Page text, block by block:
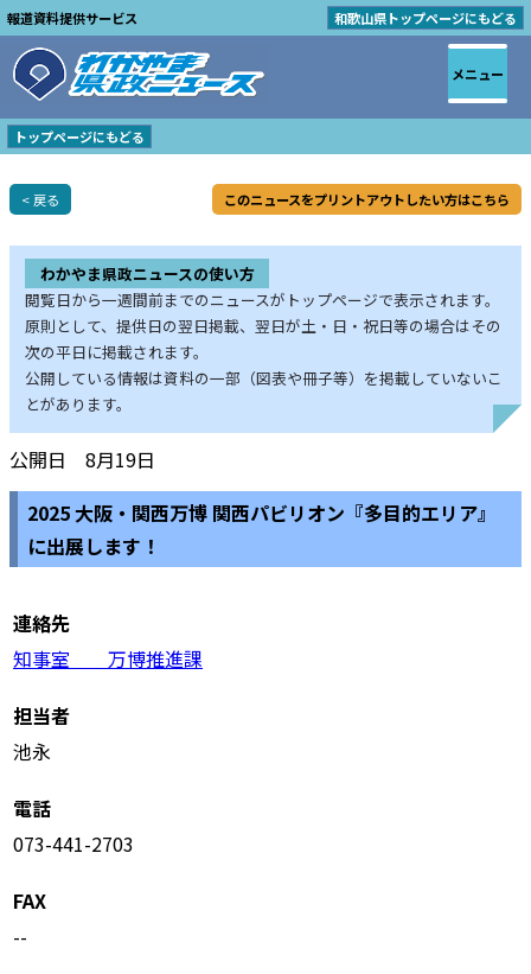
報道資料提供サービス 和歌山県トップページにもどる
トップページにもどる
< 戻る このニュースをプリントアウトしたい方はこちら
わかやま県政ニュースの使い方
閲覧日から一週間前までのニュースがトップページで表示されます。
原則として、提供日の翌日掲載、翌日が土・日・祝日等の場合はその
次の平日に掲載されます。
公開している情報は資料の一部（図表や冊子等）を掲載していないこ
とがあります。
公開日 8月19日
2025 大阪・関西万博 関西パビリオン『多目的エリア』
に出展します！
連絡先
知事室 万博推進課
担当者
池永
電話
073-441-2703
FAX
--
メニュー